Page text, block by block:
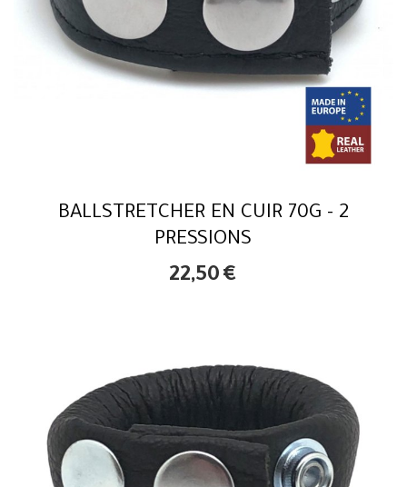
BALLSTRETCHER EN CUIR 70G - 2
PRESSIONS
22,50 €